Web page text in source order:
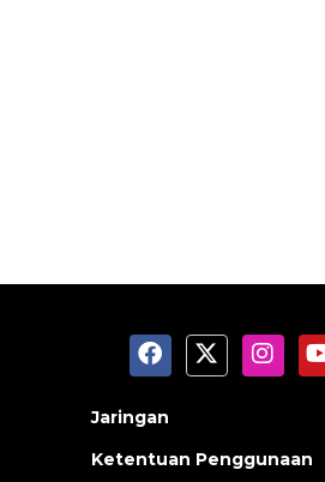
Jaringan
Ketentuan Penggunaan